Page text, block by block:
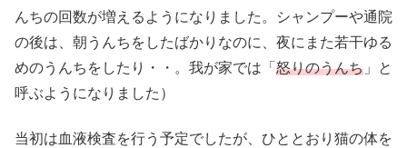
んちの回数が増えるようになりました。シャンプーや通院
の後は、朝うんちをしたばかりなのに、夜にまた若干ゆる
めのうんちをしたり・・。我が家では「 怒りのうんち 」と
呼ぶようになりました）
当初は血液検査を行う予定でしたが、ひととおり猫の体を